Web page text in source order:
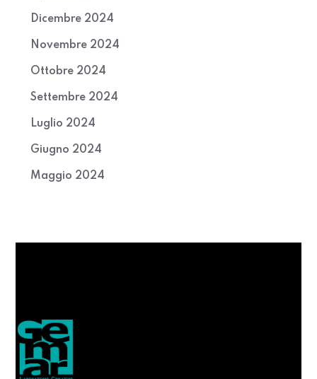
Dicembre 2024
Novembre 2024
Ottobre 2024
Settembre 2024
Luglio 2024
Giugno 2024
Maggio 2024